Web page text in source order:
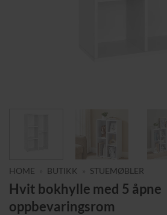
HOME BUTIKK STUEMØBLER
Hvit bokhylle med 5 åpne
oppbevaringsrom